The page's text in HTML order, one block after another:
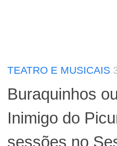
TEATRO E MUSICAIS
Buraquinhos
Inimigo do
sessões no